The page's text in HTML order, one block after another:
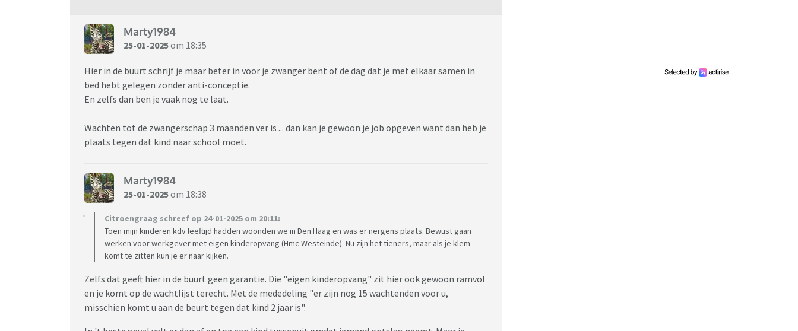
Marty1984
25-01-2025om 18:35
Hier in de buurt schrijf je maar beter in voor je zwanger bent of de dag dat je met elkaar samen in
bed hebt gelegen zonder anti-conceptie.
En zelfs dan ben je vaak nog te laat.
Wachten tot de zwangerschap 3 maanden ver is ... dan kan je gewoon je job opgeven want dan heb je
plaats tegen dat kind naar school moet.
Marty1984
25-01-2025om 18:38
Citroengraag schreef op 24-01-2025 om 20:11:
Toen mijn kinderen kdv leeftijd hadden woonden we in Den Haag en was er nergens plaats. Bewust gaan
werken voor werkgever met eigen kinderopvang (Hmc Westeinde). Nu zijn het tieners, maar als je klem
komt te zitten kun je er naar kijken.
Zelfs dat geeft hier in de buurt geen garantie. Die "eigen kinderopvang" zit hier ook gewoon ramvol
en je komt op de wachtlijst terecht. Met de mededeling "er zijn nog 15 wachtenden voor u,
misschien komt u aan de beurt tegen dat kind 2 jaar is".